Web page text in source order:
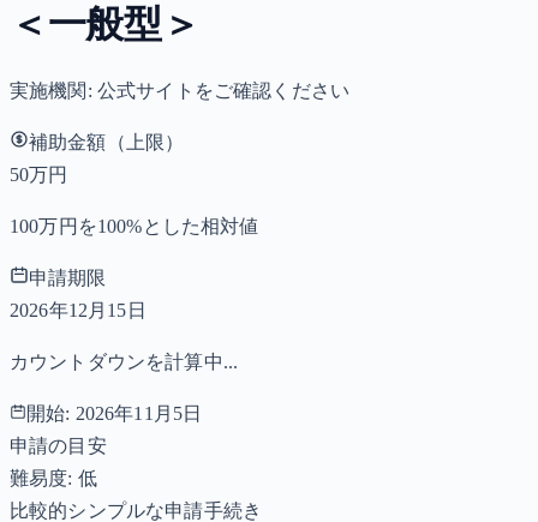
＜一般型＞
実施機関: 公式サイトをご確認ください
補助金額（上限）
50万円
100万円を100%とした相対値
申請期限
2026年12月15日
カウントダウンを計算中...
開始: 2026年11月5日
申請の目安
難易度: 低
比較的シンプルな申請手続き